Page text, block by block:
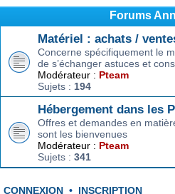
Forums
Matériel : achats /
Concerne spécifiquement le
de s’échanger astuces et
Modérateur : Pteam
Sujets : 194
Hébergement dans les
Offres et demandes en
sont les bienvenues
Modérateur : Pteam
Sujets : 341
CONNEXION • INSCRIPTION